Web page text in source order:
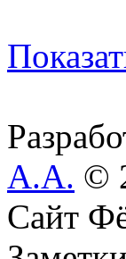
А.А. ©
Сайт